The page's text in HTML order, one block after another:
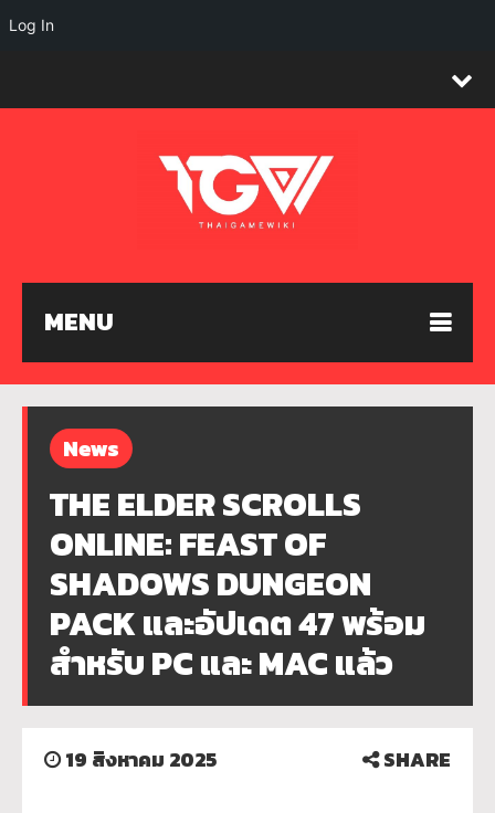
MENU
News
THE ELDER SCROLLS
ONLINE: FEAST OF
SHADOWS DUNGEON
PACK และอัปเดต 47 พร้อม
สำหรับ PC และ MAC แล้ว
19 สิงหาคม 2025 SHARE
Log In